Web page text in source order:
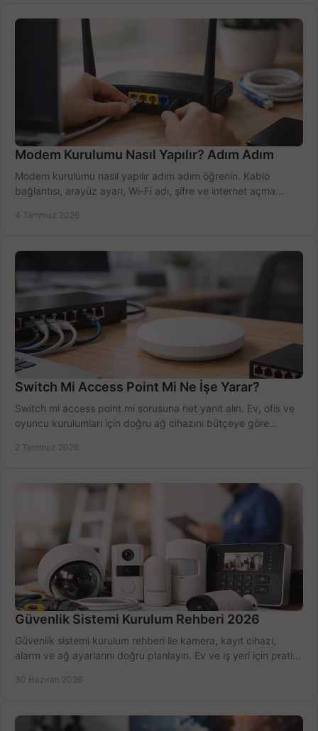
Modem Kurulumu Nasıl Yapılır? Adım Adım
Modem kurulumu nasıl yapılır adım adım öğrenin. Kablo
bağlantısı, arayüz ayarı, Wi-Fi adı, şifre ve internet açma
4 Temmuz 2026
Switch Mi Access Point Mi Ne İşe Yarar?
Switch mi access point mi sorusuna net yanıt alın. Ev, ofis ve
oyuncu kurulumları için doğru ağ cihazını bütçeye göre
2 Temmuz 2026
Güvenlik Sistemi Kurulum Rehberi 2026
Güvenlik sistemi kurulum rehberi ile kamera, kayıt cihazı,
alarm ve ağ ayarlarını doğru planlayın. Ev ve iş yeri için pratik
30 Haziran 2026